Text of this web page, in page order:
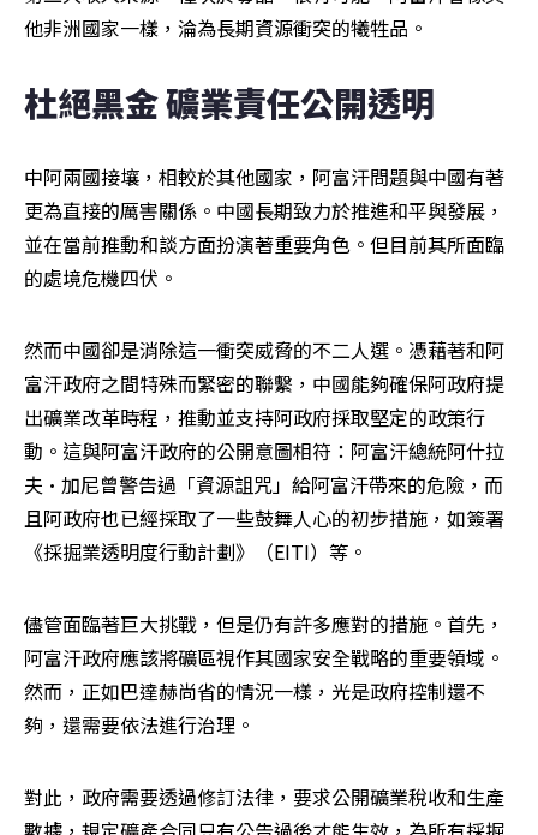
他非洲國家一樣，淪為長期資源衝突的犧牲品。
杜絕黑金 礦業責任公開透明
中阿兩國接壤，相較於其他國家，阿富汗問題與中國有著
更為直接的厲害關係。中國長期致力於推進和平與發展，
並在當前推動和談方面扮演著重要角色。但目前其所面臨
的處境危機四伏。
然而中國卻是消除這一衝突威脅的不二人選。憑藉著和阿
富汗政府之間特殊而緊密的聯繫，中國能夠確保阿政府提
出礦業改革時程，推動並支持阿政府採取堅定的政策行
動。這與阿富汗政府的公開意圖相符：阿富汗總統阿什拉
夫•加尼曾警告過「資源詛咒」給阿富汗帶來的危險，而
且阿政府也已經採取了一些鼓舞人心的初步措施，如簽署
《採掘業透明度行動計劃》（EITI）等。
儘管面臨著巨大挑戰，但是仍有許多應對的措施。首先，
阿富汗政府應該將礦區視作其國家安全戰略的重要領域。
然而，正如巴達赫尚省的情況一樣，光是政府控制還不
夠，還需要依法進行治理。
對此，政府需要透過修訂法律，要求公開礦業稅收和生產